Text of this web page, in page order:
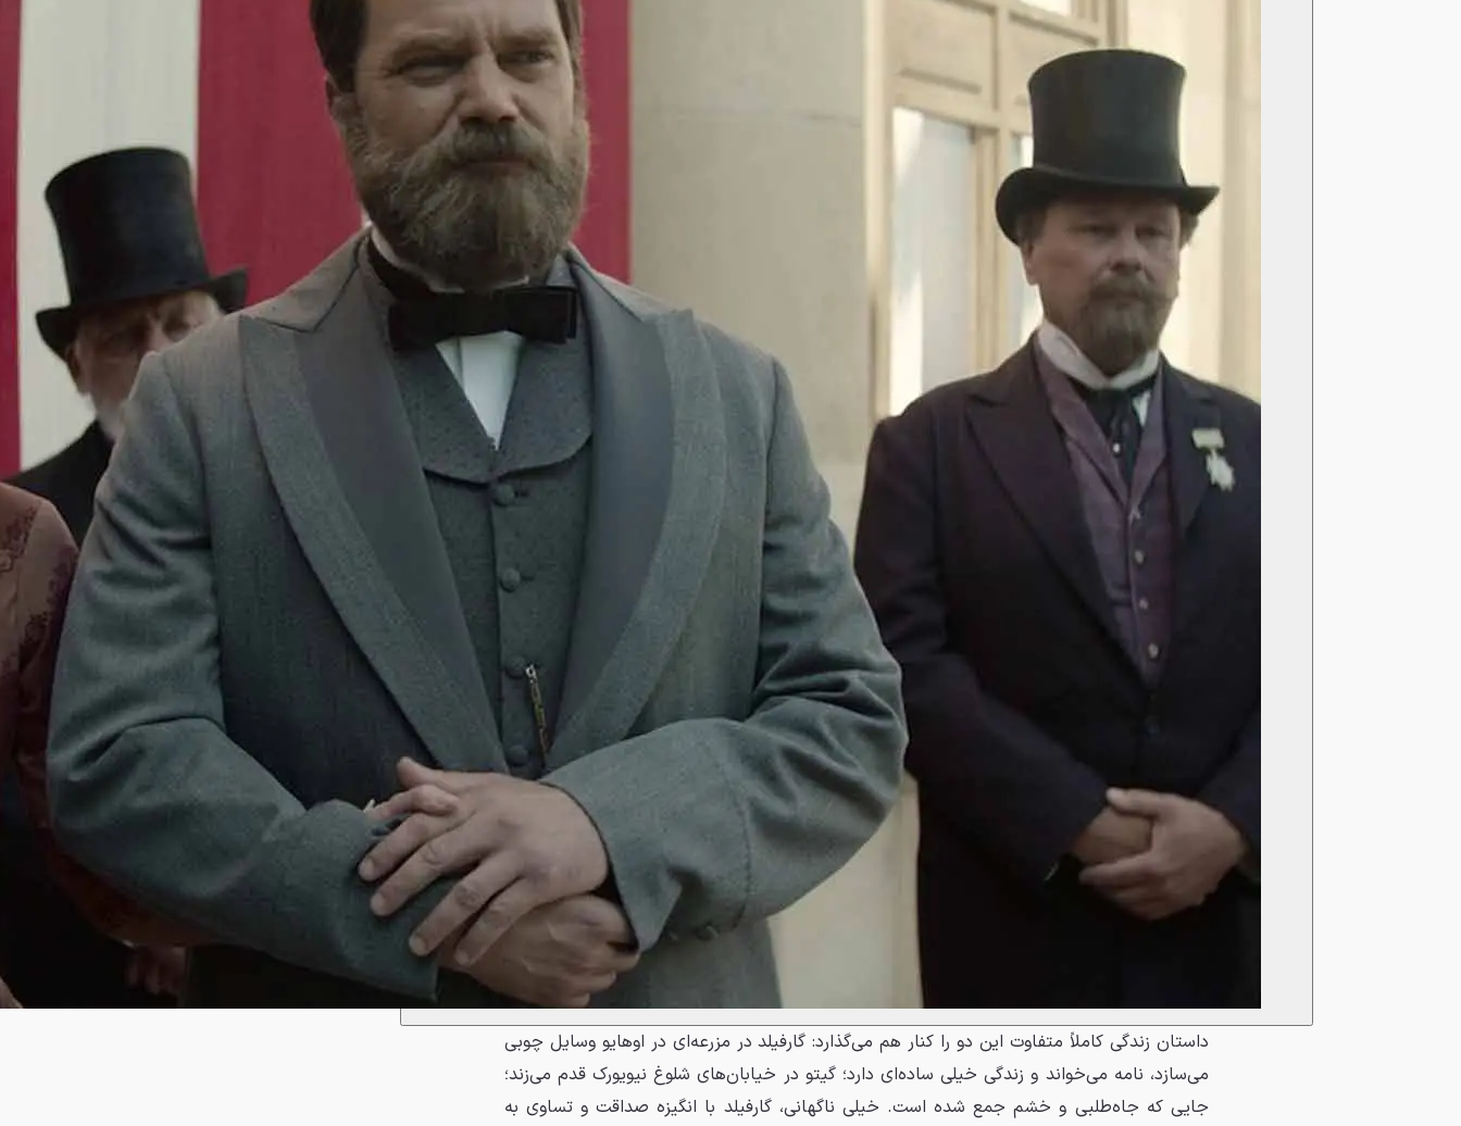
داستان زندگی کاملاً متفاوت این دو را کنار هم می‌گذارد: گارفیلد در مزرعه‌ای در اوهایو وسایل چوبی
می‌سازد، نامه می‌خواند و زندگی خیلی ساده‌ای دارد؛ گیتو در خیابان‌های شلوغ نیویورک قدم می‌زند؛
جایی که جاه‌طلبی و خشم جمع شده است. خیلی ناگهانی، گارفیلد با انگیزه صداقت و تساوی به